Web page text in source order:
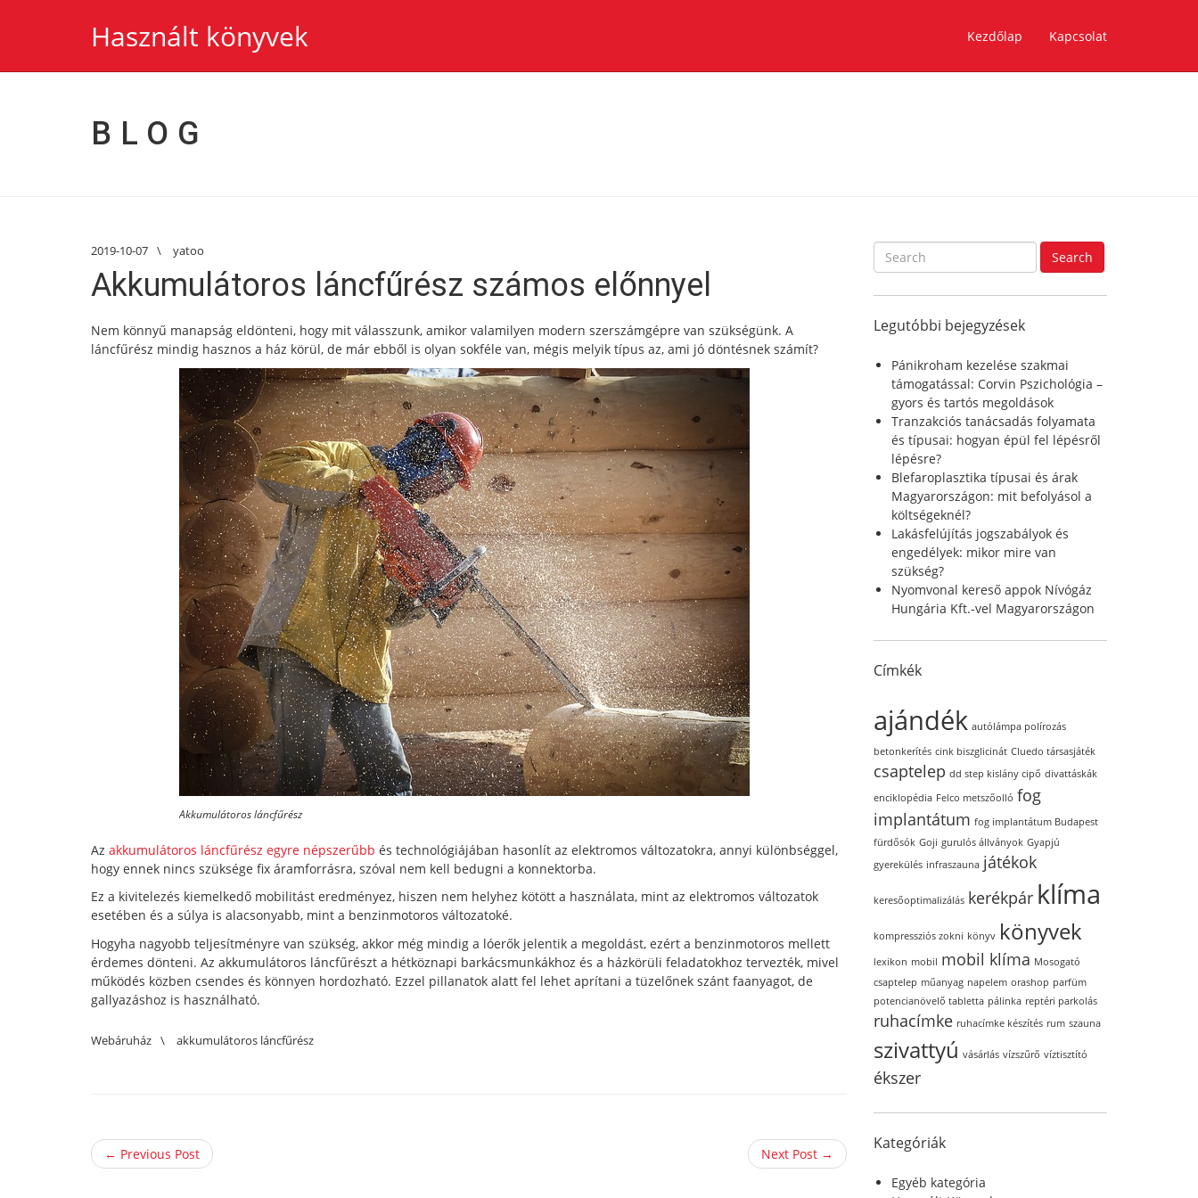
Használt könyvek Kezdőlap Kapcsolat
BLOG
2019-10-07 \ yatoo
Akkumulátoros láncfűrész számos előnnyel
Nem könnyű manapság eldönteni, hogy mit válasszunk, amikor valamilyen modern szerszámgépre van szükségünk. A
láncfűrész mindig hasznos a ház körül, de már ebből is olyan sokféle van, mégis melyik típus az, ami jó döntésnek számít?
Akkumulátoros láncfűrész
Az akkumulátoros láncfűrész egyre népszerűbb és technológiájában hasonlít az elektromos változatokra, annyi különbséggel,
hogy ennek nincs szüksége fix áramforrásra, szóval nem kell bedugni a konnektorba.
Ez a kivitelezés kiemelkedő mobilitást eredményez, hiszen nem helyhez kötött a használata, mint az elektromos változatok
esetében és a súlya is alacsonyabb, mint a benzinmotoros változatoké.
Hogyha nagyobb teljesítményre van szükség, akkor még mindig a lóerők jelentik a megoldást, ezért a benzinmotoros mellett
érdemes dönteni. Az akkumulátoros láncfűrészt a hétköznapi barkácsmunkákhoz és a házkörüli feladatokhoz tervezték, mivel
működés közben csendes és könnyen hordozható. Ezzel pillanatok alatt fel lehet aprítani a tüzelőnek szánt faanyagot, de
gallyazáshoz is használható.
Webáruház \ akkumulátoros láncfűrész
← Previous Post Next Post →
S
e
c
f
Search
Legutóbbi bejegyzések
Pánikroham kezelése szakmai
támogatással: Corvin Pszichológia –
gyors és tartós megoldások
Tranzakciós tanácsadás folyamata
és típusai: hogyan épül fel lépésről
lépésre?
Blefaroplasztika típusai és árak
Magyarországon: mit befolyásol a
költségeknél?
Lakásfelújítás jogszabályok és
engedélyek: mikor mire van
szükség?
Nyomvonal kereső appok Nívógáz
Hungária Kft.-vel Magyarországon
Címkék
ajándék autólámpa polírozás
betonkerítés cink biszglicinát Cluedo társasjáték
csaptelep dd step kislány cipő divattáskák
enciklopédia Felco metszőolló fog
implantátum fog implantátum Budapest
fürdősók Goji gurulós állványok Gyapjú
gyerekülés infraszauna játékok
keresőoptimalizálás kerékpár klíma
kompressziós zokni könyv könyvek
lexikon mobil mobil klíma Mosogató
csaptelep műanyag napelem orashop parfüm
potencianövelő tabletta pálinka reptéri parkolás
ruhacímke ruhacímke készítés rum szauna
szivattyú vásárlás vízszűrő víztisztító
ékszer
Kategóriák
Egyéb kategória